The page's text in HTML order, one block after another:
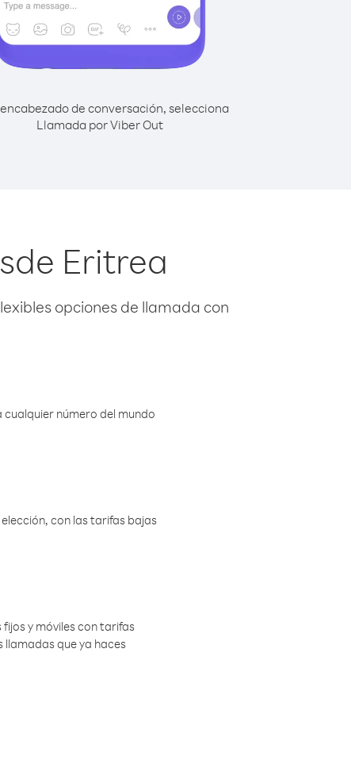
de conversación, selecciona
Llamada por Viber Out
Eritrea
opciones de llamada con
número del mundo
con las tarifas bajas
y móviles con tarifas
llamadas que ya haces